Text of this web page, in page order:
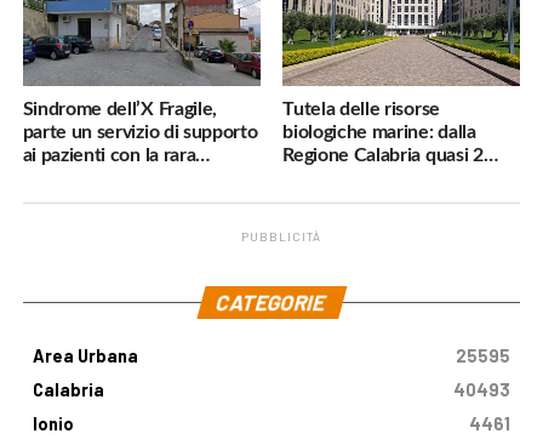
Sindrome dell’X Fragile,
parte un servizio di supporto
ai pazienti con la rara
Tutela delle risorse
biologiche marine: dalla
Regione Calabria quasi 2
PUBBLICITÀ
CATEGORIE
Area Urbana
25595
Calabria
40493
Ionio
4461